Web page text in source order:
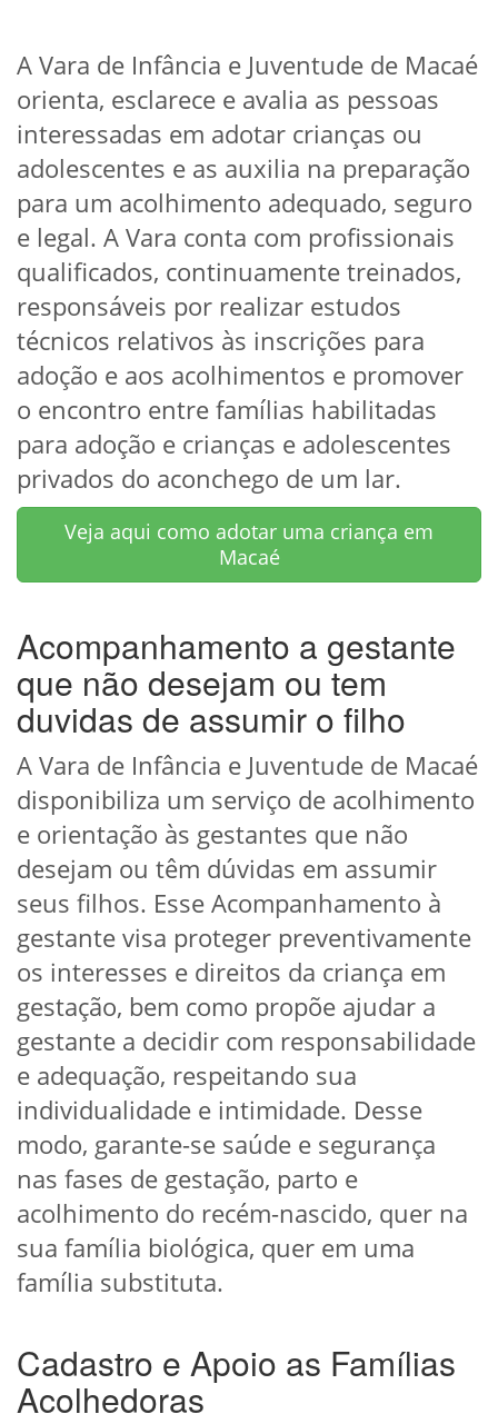
A Vara de Infância e Juventude de Macaé
orienta, esclarece e avalia as pessoas
interessadas em adotar crianças ou
adolescentes e as auxilia na preparação
para um acolhimento adequado, seguro
e legal. A Vara conta com profissionais
qualificados, continuamente treinados,
responsáveis por realizar estudos
técnicos relativos às inscrições para
adoção e aos acolhimentos e promover
o encontro entre famílias habilitadas
para adoção e crianças e adolescentes
privados do aconchego de um lar.
Veja aqui como adotar uma criança em
Macaé
Acompanhamento a gestante
que não desejam ou tem
duvidas de assumir o filho
A Vara de Infância e Juventude de Macaé
disponibiliza um serviço de acolhimento
e orientação às gestantes que não
desejam ou têm dúvidas em assumir
seus filhos. Esse Acompanhamento à
gestante visa proteger preventivamente
os interesses e direitos da criança em
gestação, bem como propõe ajudar a
gestante a decidir com responsabilidade
e adequação, respeitando sua
individualidade e intimidade. Desse
modo, garante-se saúde e segurança
nas fases de gestação, parto e
acolhimento do recém-nascido, quer na
sua família biológica, quer em uma
família substituta.
Cadastro e Apoio as Famílias
Acolhedoras